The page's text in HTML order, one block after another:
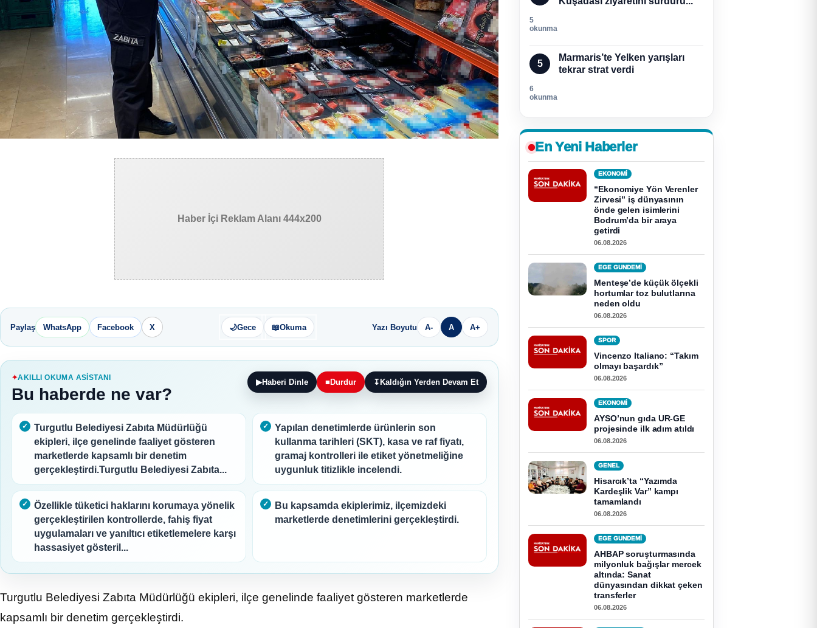
Haber İçi Reklam Alanı 444x200
Paylaş WhatsApp Facebook X 🌙Gece 📖Okuma Yazı Boyutu A- A A+
AKILLI OKUMA ASISTANI
Bu haberde ne var?
▶Haberi Dinle ■ Durdur ↧ Kaldığın Yerden Devam Et
Turgutlu Belediyesi Zabıta Müdürlüğü
ekipleri, ilçe genelinde faaliyet gösteren
marketlerde kapsamlı bir denetim
gerçekleştirdi.Turgutlu Belediyesi Zabıta...
Yapılan denetimlerde ürünlerin son
kullanma tarihleri (SKT), kasa ve raf fiyatı,
gramaj kontrolleri ile etiket yönetmeliğine
uygunluk titizlikle incelendi.
Özellikle tüketici haklarını korumaya yönelik
gerçekleştirilen kontrollerde, fahiş fiyat
uygulamaları ve yanıltıcı etiketlemelere karşı
hassasiyet gösteril...
Bu kapsamda ekiplerimiz, ilçemizdeki
marketlerde denetimlerini gerçekleştirdi.
Turgutlu Belediyesi Zabıta Müdürlüğü ekipleri, ilçe genelinde faaliyet gösteren marketlerde
kapsamlı bir denetim gerçekleştirdi.
5
okunma
5
Marmaris’te Yelken yarışları
tekrar strat verdi
6
okunma
En Yeni Haberler
EKONOMI
“Ekonomiye Yön Verenler
Zirvesi” iş dünyasının
önde gelen isimlerini
Bodrum’da bir araya
getirdi
06.08.2026
EGE GUNDEMİ
Menteşe’de küçük ölçekli
hortumlar toz bulutlarına
neden oldu
06.08.2026
SPOR
Vincenzo Italiano: “Takım
olmayı başardık”
06.08.2026
EKONOMI
AYSO’nun gıda UR-GE
projesinde ilk adım atıldı
06.08.2026
GENEL
Hisarcık’ta “Yazımda
Kardeşlik Var” kampı
tamamlandı
06.08.2026
EGE GUNDEMİ
AHBAP soruşturmasında
milyonluk bağışlar mercek
altında: Sanat
dünyasından dikkat çeken
transferler
06.08.2026